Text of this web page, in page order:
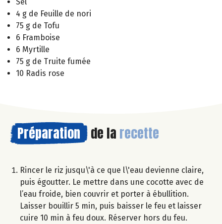
4 g de Feuille de nori
75 g de Tofu
6 Framboise
6 Myrtille
75 g de Truite fumée
10 Radis rose
Préparation de la recette
Rincer le riz jusqu\'à ce que l\'eau devienne claire,
puis égoutter. Le mettre dans une cocotte avec de
l’eau froide, bien couvrir et porter à ébullition.
Laisser bouillir 5 min, puis baisser le feu et laisser
cuire 10 min à feu doux. Réserver hors du feu.